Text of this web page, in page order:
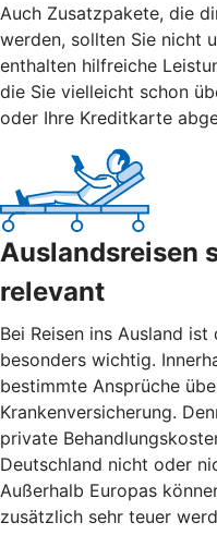
Auch Zusatzpakete, die
werden, sollten Sie nicht
enthalten hilfreiche
die Sie vielleicht schon
oder Ihre Kreditkarte
Auslandsreisen
relevant
Bei Reisen ins Ausland
besonders wichtig.
bestimmte Ansprüche
Krankenversicherung.
private
Deutschland nicht oder
Außerhalb Europas
zusätzlich sehr teuer